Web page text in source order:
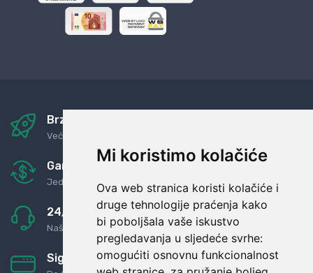
Mi koristimo kolačiće
Ova web stranica koristi kolačiće i
druge tehnologije praćenja kako
bi poboljšala vaše iskustvo
pregledavanja u sljedeće svrhe:
omogućiti osnovnu funkcionalnost
Brza i sigurna dostava
Već za nekoliko dana kod vas
Garancija u povrat novaca
Jednostavno pravilo: Roba za novac
24/7 odlična podrška
Naši agenti uvijek na raspolaganju
Sigurno obročno plaćanje